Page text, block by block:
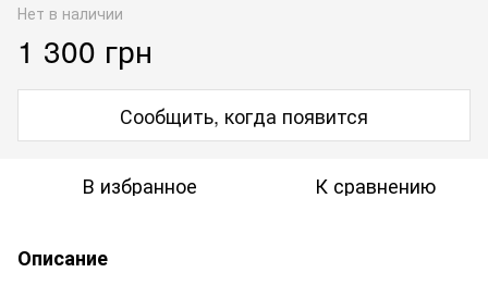
Нет в наличии
1 300 грн
Сообщить, когда появится
В избранное К сравнению
Описание